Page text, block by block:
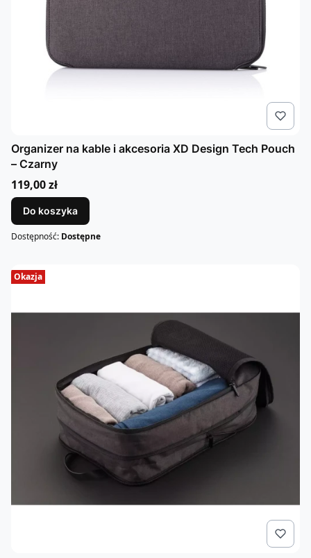
Organizer na kable i akcesoria XD Design Tech Pouch
– Czarny
Cena
119,00 zł
Do koszyka
Dostępność: Dostępne
Okazja